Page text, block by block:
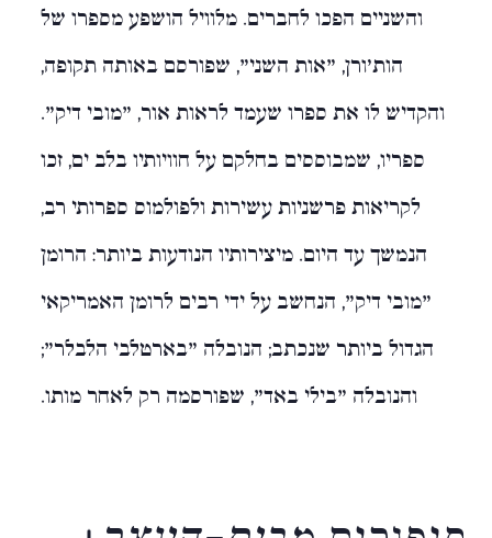
והשניים הפכו לחברים. מלוויל הושפע מספרו של
הות'ורן, "אות השני", שפורסם באותה תקופה,
והקדיש לו את ספרו שעמד לראות אור, "מובי דיק".
ספריו, שמבוססים בחלקם על חוויותיו בלב ים, זכו
לקריאות פרשניות עשירות ולפולמוס ספרותי רב,
הנמשך עד היום. מיצירותיו הנודעות ביותר: הרומן
"מובי דיק", הנחשב על ידי רבים לרומן האמריקאי
הגדול ביותר שנכתב; הנובלה "בארטלבי הלבלר";
והנובלה "בילי באד", שפורסמה רק לאחר מותו.